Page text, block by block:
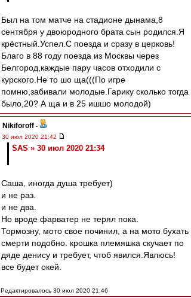
Был на том матче на стадионе дынама,8
сентября у двоюродного брата сын родился.Я
крёстный.Успел.С поезда и сразу в церковь!
Благо в 88 году поезда из Москвы через
Белгород,каждые пару часов отходили с
курского.Не то шо ща(((По игре
помню,забивали молодые.Гарику сколько тогда
было,20? А ща и в 25 ишшо молодой)
Nikiforoff -
30 июл 2020 21:42
SAS » 30 июл 2020 21:34
Саша, иногда душа требует)
и не раз.
и не два.
Но вроде фарватер не терял пока.
Тормозну, мото свое починил, а на мото бухать
смерти подобно. крошка племяшка скучает по
дяде денису и требует, чтоб явился.Явлюсь!
все будет окей.
Редактировалось 30 июл 2020 21:46